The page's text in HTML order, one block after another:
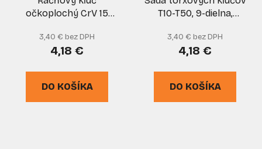
očkoplochý CrV 15
3,40 € bez DPH
4,18 €
DO KOŠÍKA
T10-T50, 9-dielna,
3,40 € bez DPH
4,18 €
DO KOŠÍKA